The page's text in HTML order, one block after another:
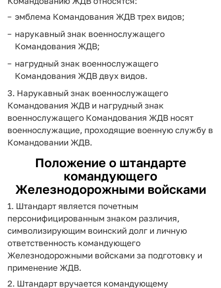
эмблема Командования ЖДВ трех видов;
нарукавный знак военнослужащего
Командования ЖДВ;
нагрудный знак военнослужащего
Командования ЖДВ двух видов.
3. Нарукавный знак военнослужащего
Командования ЖДВ и нагрудный знак
военнослужащего Командования ЖДВ носят
военнослужащие, проходящие военную службу в
Командовании ЖДВ.
Положение о штандарте
командующего
Железнодорожными войсками
1. Штандарт является почетным
персонифицированным знаком различия,
символизирующим воинский долг и личную
ответственность командующего
Железнодорожными войсками за подготовку и
применение ЖДВ.
2. Штандарт вручается командующему